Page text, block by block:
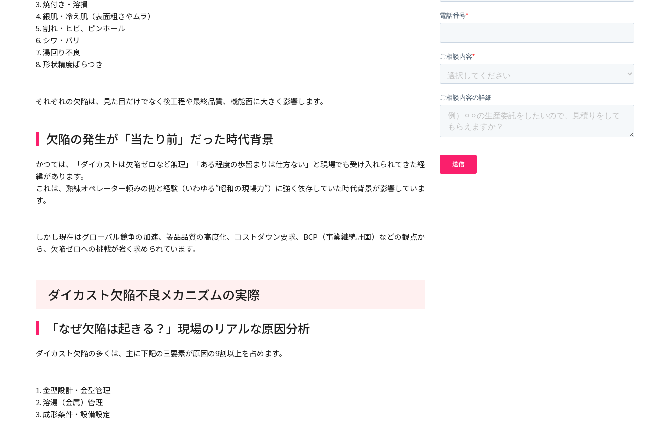
3. 焼付き・溶損
4. 銀肌・冷え肌（表面粗さやムラ）
5. 割れ・ヒビ、ピンホール
6. シワ・バリ
7. 湯回り不良
8. 形状精度ばらつき
それぞれの欠陥は、見た目だけでなく後工程や最終品質、機能面に大きく影響します。
欠陥の発生が「当たり前」だった時代背景
かつては、「ダイカストは欠陥ゼロなど無理」「ある程度の歩留まりは仕方ない」と現場でも受け入れられてきた経
緯があります。
これは、熟練オペレーター頼みの勘と経験（いわゆる”昭和の現場力”）に強く依存していた時代背景が影響していま
す。
しかし現在はグローバル競争の加速、製品品質の高度化、コストダウン要求、BCP（事業継続計画）などの観点か
ら、欠陥ゼロへの挑戦が強く求められています。
ダイカスト欠陥不良メカニズムの実際
「なぜ欠陥は起きる？」現場のリアルな原因分析
ダイカスト欠陥の多くは、主に下記の三要素が原因の9割以上を占めます。
1. 金型設計・金型管理
2. 溶湯（金属）管理
3. 成形条件・設備設定